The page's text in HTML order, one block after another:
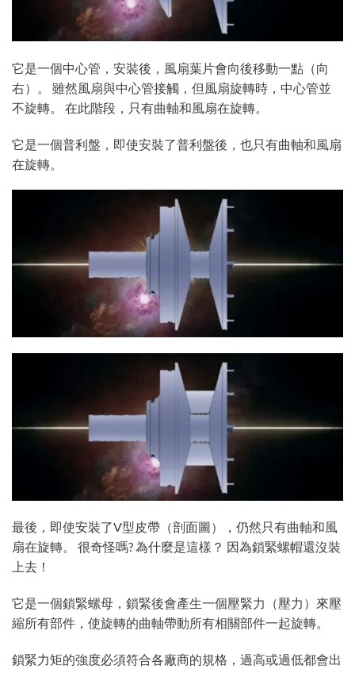
它是一個中心管，安裝後，風扇葉片會向後移動一點（向
右）。 雖然風扇與中心管接觸，但風扇旋轉時，中心管並
不旋轉。 在此階段，只有曲軸和風扇在旋轉。
它是一個普利盤，即使安裝了普利盤後，也只有曲軸和風扇
在旋轉。
最後，即使安裝了V型皮帶（剖面圖），仍然只有曲軸和風
扇在旋轉。 很奇怪嗎? 為什麼是這樣？ 因為鎖緊螺帽還沒裝
上去！
它是一個鎖緊螺母，鎖緊後會產生一個壓緊力（壓力）來壓
縮所有部件，使旋轉的曲軸帶動所有相關部件一起旋轉。
鎖緊力矩的強度必須符合各廠商的規格，過高或過低都會出